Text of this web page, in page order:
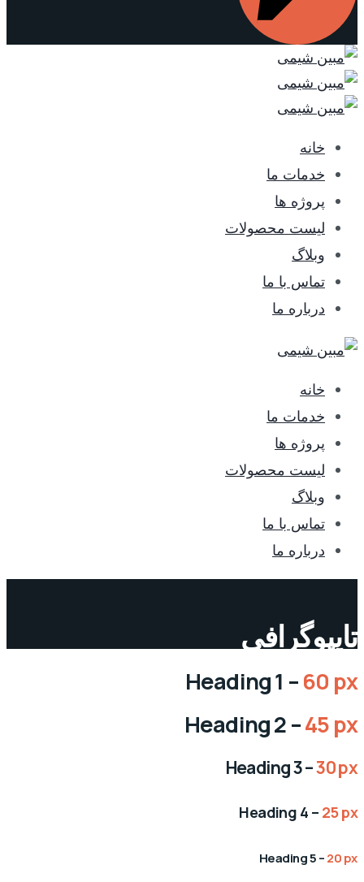
خانه
خدمات ما
پروژه ها
لیست محصولات
وبلاگ
تماس با ما
درباره ما
خانه
خدمات ما
پروژه ها
لیست محصولات
وبلاگ
تماس با ما
درباره ما
تایپوگرافی
Heading 1 –60 px
Heading 2 –45 px
Heading 3 –30 px
Heading 4 – 25 px
Heading 5 – 20 px